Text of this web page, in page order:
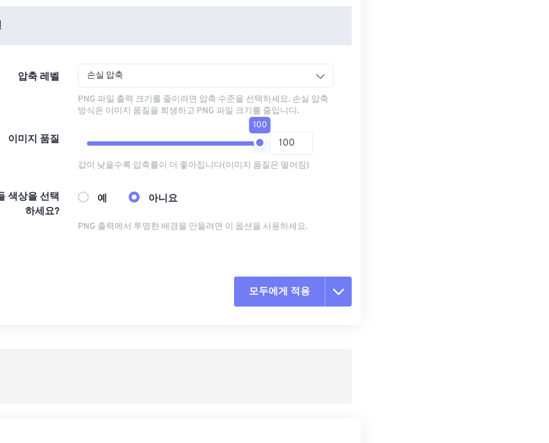
압축 레벨 손실 압축
PNG 파일 출력 크기를 줄이려면 압축 수준을 선택하세요. 손실 압축
방식은 이미지 품질을 희생하고 PNG 파일 크기를 줄입니다.
이미지 품질
100
값이 낮을수록 압축률이 더 좋아집니다(이미지 품질은 떨어짐)
색상을 선택
하세요?
예 아니요
PNG 출력에서 ​​투명한 배경을 만들려면 이 옵션을 사용하세요.
모두에게 적용